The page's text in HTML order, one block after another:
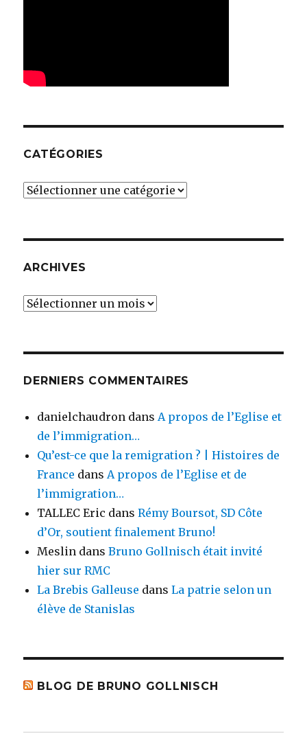
CATÉGORIES
Catégories
ARCHIVES
Archives
DERNIERS COMMENTAIRES
danielchaudron dansA propos de l’Eglise et
de l’immigration…
Qu’est-ce que la remigration ? | Histoires de
France dansA propos de l’Eglise et de
l’immigration…
TALLEC Eric dansRémy Boursot, SD Côte
d’Or, soutient finalement Bruno!
Meslin dansBruno Gollnisch était invité
hier sur RMC
La Brebis Galleuse dansLa patrie selon un
élève de Stanislas
BLOG DE BRUNO GOLLNISCH